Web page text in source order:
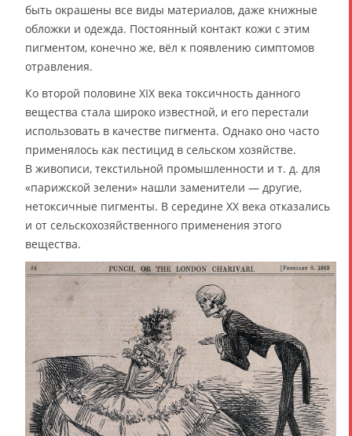
быть окрашены все виды материалов, даже книжные
обложки и одежда. Постоянный контакт кожи с этим
пигментом, конечно же, вёл к появлению симптомов
отравления.
Ко второй половине XIX века токсичность данного
вещества стала широко известной, и его перестали
использовать в качестве пигмента. Однако оно часто
применялось как пестицид в сельском хозяйстве.
В живописи, текстильной промышленности и т. д. для
«парижской зелени» нашли заменители — другие,
нетоксичные пигменты. В середине ХХ века отказались
и от сельскохозяйственного применения этого
вещества.